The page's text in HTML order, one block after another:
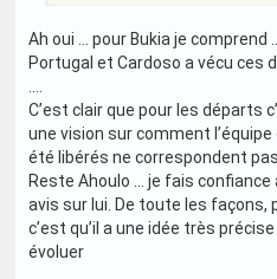
Ah oui … pour Bukia je comprend
Portugal et Cardoso a vécu ces
C’est clair que pour les départs
une vision sur comment
été libérés ne correspondent
Reste Ahoulo … je fais confiance
avis sur lui. De toute les façons,
c’est qu’il a une idée très
évoluer